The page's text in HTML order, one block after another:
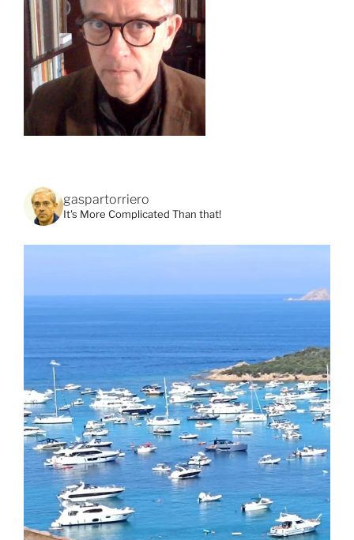
gaspartorriero
It's More Complicated Than that!